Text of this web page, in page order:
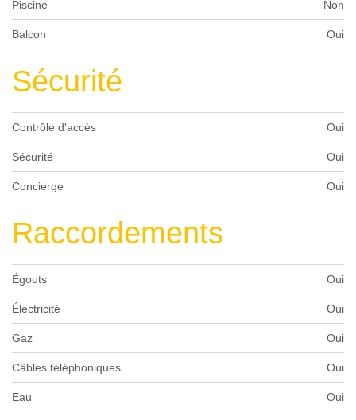
Piscine Non
Balcon Oui
Sécurité
Contrôle d'accès Oui
Sécurité Oui
Concierge Oui
Raccordements
Égouts Oui
Électricité Oui
Gaz Oui
Câbles téléphoniques Oui
Eau Oui